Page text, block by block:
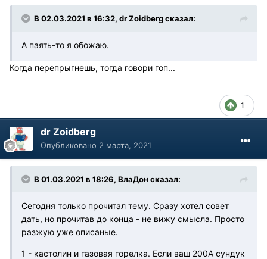
В 02.03.2021 в 16:32, dr Zoidberg сказал:
А паять-то я обожаю.
Когда перепрыгнешь, тогда говори гоп...
1
dr Zoidberg
Опубликовано 2 марта, 2021
В 01.03.2021 в 18:26, ВлаДон сказал:
Сегодня только прочитал тему. Сразу хотел совет
дать, но прочитав до конца - не вижу смысла. Просто
разжую уже описаные.
1 - кастолин и газовая горелка. Если ваш 200А сундук